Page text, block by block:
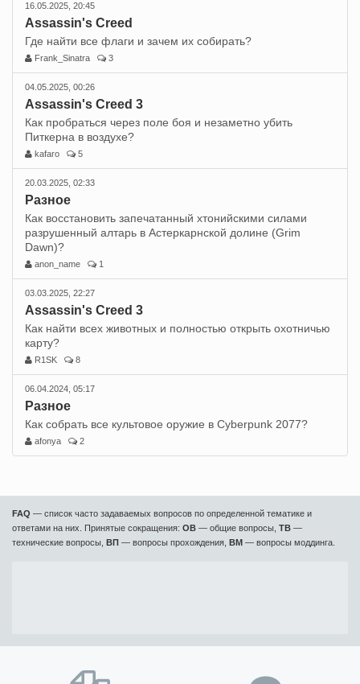
16.05.2025, 20:45
Assassin's Creed
Где найти все флаги и зачем их собирать?
Frank_Sinatra 3
04.05.2025, 00:26
Assassin's Creed 3
Как пробраться через поле боя и незаметно убить
Питкерна в воздухе?
kafaro 5
20.03.2025, 02:33
Разное
Как восстановить запечатанный хтонийскими силами
разрушенный алтарь в Астеркарнской долине (Grim
Dawn)?
anon_name 1
03.03.2025, 22:27
Assassin's Creed 3
Как найти всех животных и полностью открыть охотничью
карту?
R1SK 8
06.04.2024, 05:17
Разное
Как собрать все культовое оружие в Cyberpunk 2077?
afonya 2
FAQ — список часто задаваемых вопросов по определенной тематике и
ответами на них. Принятые сокращения: ОВ — общие вопросы, ТВ —
технические вопросы, ВП — вопросы прохождения, ВМ — вопросы моддинга.